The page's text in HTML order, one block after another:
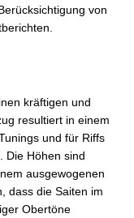
von
kräftigen und
resultiert in einem
und für Riffs
Die Höhen sind
ausgewogenen
dass die Saiten im
Obertöne